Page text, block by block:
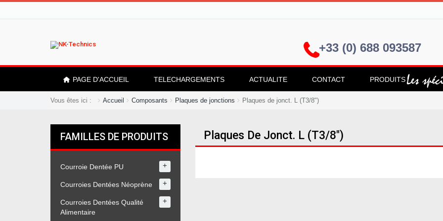
+33 (0) 688 093587
PAGE D'ACCUEIL TELECHARGEMENTS ACTUALITE CONTACT PRODUITS
Vous êtes ici : Accueil Composants Plaques de jonctions Plaques de jonct. L (T3/8")
Plaques De Jonct. L (T3/8")
FAMILLES DE PRODUITS
Courroie Dentée PU +
Courroies Dentées Néoprène +
Courroies Dentées Qualité
Alimentaire
+